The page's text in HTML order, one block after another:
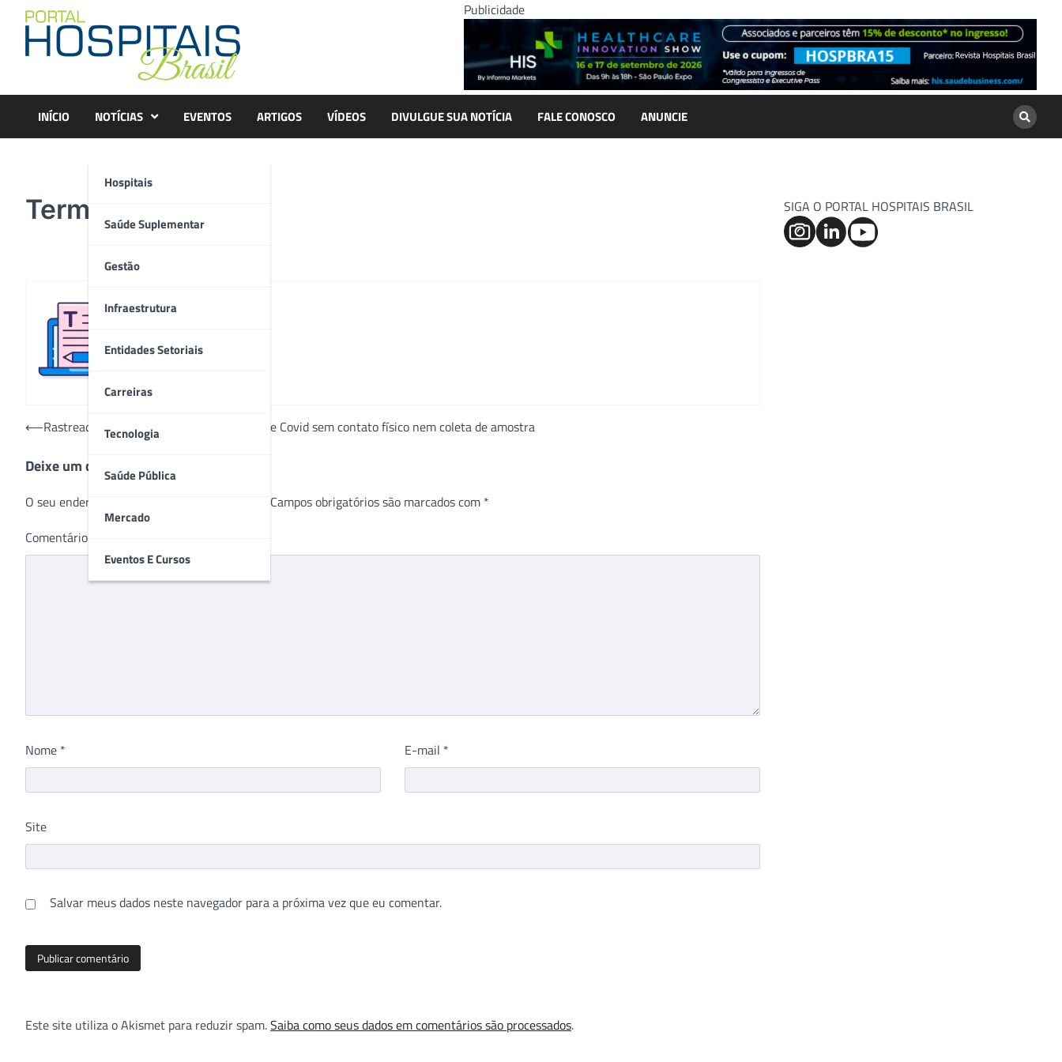
content
Publicidade
INÍCIO NOTÍCIAS
Hospitais
Saúde Suplementar
Gestão
Infraestrutura
Entidades Setoriais
Carreiras
Tecnologia
Saúde Pública
Mercado
Eventos E Cursos
EVENTOS ARTIGOS VÍDEOS DIVULGUE SUA NOTÍCIA FALE CONOSCO ANUNCIE
Termoimagem
Navegação
Post
⟵Rastreador digital identifica tipos de gripe e Covid sem contato físico nem coleta de amostra
Deixe um comentário
O seu endereço de e-mail não será publicado. Campos obrigatórios são marcados com *
Comentário
Nome * E-mail *
Site
Salvar meus dados neste navegador para a próxima vez que eu comentar.
Este site utiliza o Akismet para reduzir spam.Saiba como seus dados em comentários são processados.
SIGA O PORTAL HOSPITAIS BRASIL